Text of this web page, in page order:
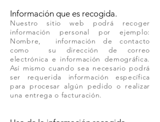
Información que es recogida.
Nuestro sitio web podrá recoger
información personal por ejemplo:
Nombre, información de contacto
como su dirección de correo
electrónica e información demográfica.
Así mismo cuando sea necesario podrá
ser requerida información específica
para procesar algún pedido o realizar
una entrega o facturación.